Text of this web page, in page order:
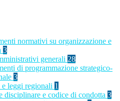
normativi su organizzazione e
3
generali 28
di programmazione strategico-
3
e leggi regionali 1
disciplinare e codice di condotta 3